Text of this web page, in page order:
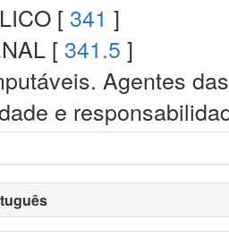
[ 341 ]
[ 341.5 ]
Agentes
e